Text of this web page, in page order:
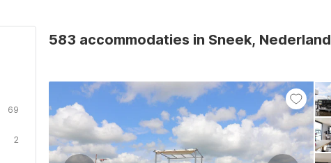
69
2
583 accommodaties in Sneek, Nederland